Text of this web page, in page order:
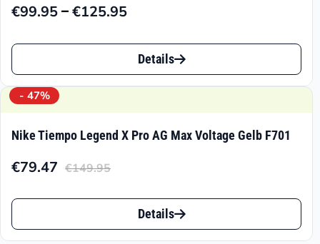
€99.95–€125.95
Preisspanne:
€99.95
€125.95
Dieses
Produkt
weist
Varianten
auf.
Die
Optionen
Details
- 47%
Nike Tiempo Legend X Pro AG Max Voltage Gelb F701
€149.95
Ursprünglicher
Preis
€149.95
€79.47
Aktueller
Preis
€79.47.
Dieses
Produkt
Details